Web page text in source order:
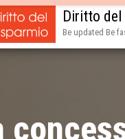
Diritto del
Be updated Be